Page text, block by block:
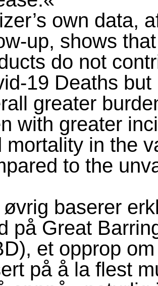
own data,
up, shows
do not
19 Deaths
greater
with greater
mortality in the
to the
øvrig baserer
på Great
et opprop
på å la flest